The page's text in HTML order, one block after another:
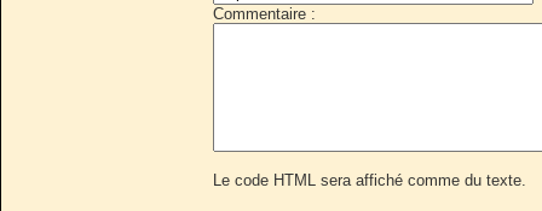
Commentaire :
Le code HTML sera affiché comme du texte.